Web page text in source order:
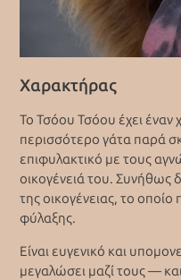
Χαρακτήρας
Το Τσόου Τσόου έχει έναν
περισσότερο γάτα παρά
επιφυλακτικό με τους
οικογένειά του. Συνήθως
της οικογένειας, το
φύλαξης.
Είναι ευγενικό και
μεγαλώσει μαζί τους —